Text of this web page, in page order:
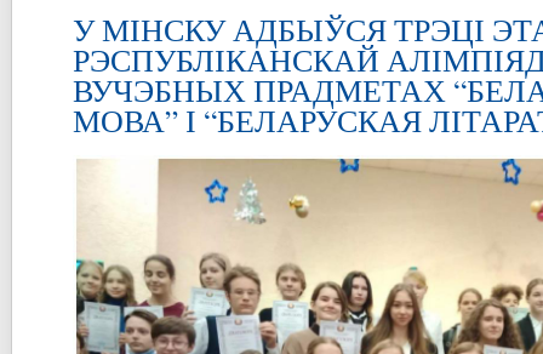
У МІНСКУ АДБЫЎСЯ ТРЭЦІ
РЭСПУБЛІКАНСКАЙ
ВУЧЭБНЫХ ПРАДМЕТАХ
МОВА” І “БЕЛАРУСКАЯ